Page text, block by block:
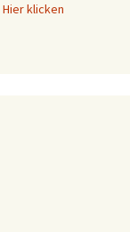
Hier klicken